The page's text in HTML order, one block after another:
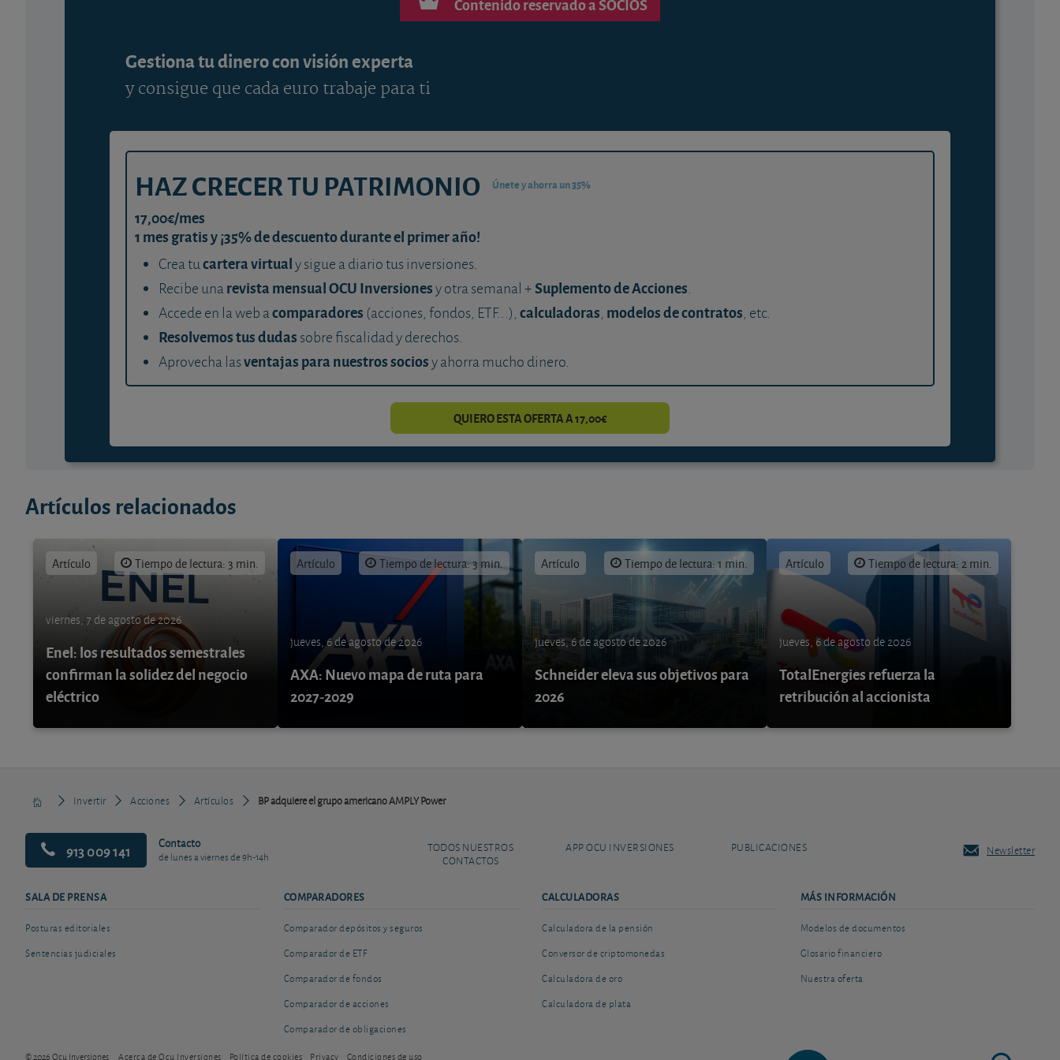
Gestiona tu dinero con visión experta
y consigue que cada euro trabaje para ti
HAZ CRECER TU PATRIMONIO Únete y ahorra un 35%
17,00€/mes
1 mes gratis y ¡35% de descuento durante el primer año!
Crea tucartera virtualy sigue a diario tus inversiones.
Recibe unarevista mensual OCU Inversionesy otra semanal +Suplemento de Acciones.
Accede en la web acomparadores (acciones, fondos, ETF...), calculadoras, modelos de contratos, etc.
Resolvemos tus dudas sobre fiscalidad y derechos.
Aprovecha lasventajas para nuestros sociosy ahorra mucho dinero.
QUIERO ESTA OFERTA A 17,00€
Artículos relacionados
Artículo Tiempo de lectura: 3 min.
viernes, 7 de agosto de 2026
Enel: los resultados semestrales
confirman la solidez del negocio
eléctrico
Artículo Tiempo de lectura: 3 min.
jueves, 6 de agosto de 2026
AXA: Nuevo mapa de ruta para
2027-2029
Artículo Tiempo de lectura: 1 min.
jueves, 6 de agosto de 2026
Schneider eleva sus objetivos para
2026
Artículo Tiempo de lectura: 2 min.
jueves, 6 de agosto de 2026
TotalEnergies refuerza la
retribución al accionista
Invertir Acciones Artículos BP adquiere el grupo americano AMPLY Power
913 009 141 Contacto
de lunes a viernes de 9h-14h
TODOS NUESTROS
CONTACTOS
APP OCU INVERSIONES PUBLICACIONES Newsletter
SALA DE PRENSA
Posturas editoriales
Sentencias judiciales
COMPARADORES
Comparador depósitos y seguros
Comparador de ETF
Comparador de fondos
Comparador de acciones
Comparador de obligaciones
CALCULADORAS
Calculadora de la pensión
Conversor de criptomonedas
Calculadora de oro
Calculadora de plata
MÁS INFORMACIÓN
Modelos de documentos
Glosario financiero
Nuestra oferta
© 2026 Ocu Inversiones Acerca de Ocu Inversiones Política de cookies Privacy Condiciones de uso